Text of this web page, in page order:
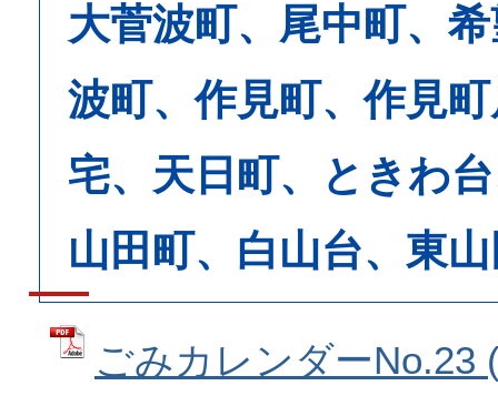
大菅波町、尾中町、
波町、作見町、作見
宅、天日町、ときわ
山田町、白山台、東
ごみカレンダーNo.23